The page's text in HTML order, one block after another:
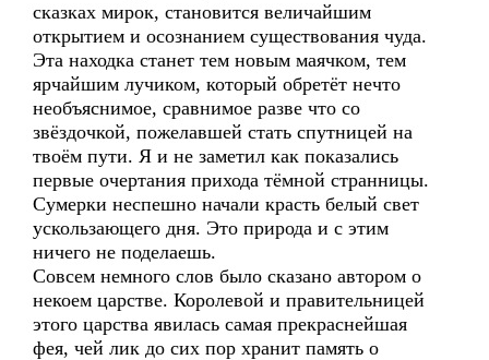
сказках мирок, становится величайшим
открытием и осознанием существования чуда.
Эта находка станет тем новым маячком, тем
ярчайшим лучиком, который обретёт нечто
необъяснимое, сравнимое разве что со
звёздочкой, пожелавшей стать спутницей на
твоём пути. Я и не заметил как показались
первые очертания прихода тёмной странницы.
Сумерки неспешно начали красть белый свет
ускользающего дня. Это природа и с этим
ничего не поделаешь.
Совсем немного слов было сказано автором о
некоем царстве. Королевой и правительницей
этого царства явилась самая прекраснейшая
фея, чей лик до сих пор хранит память о